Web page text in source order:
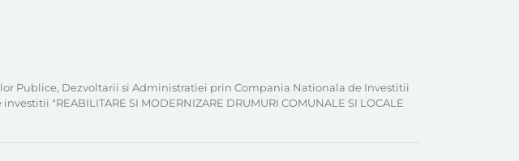
Publice, Dezvoltarii si Administratiei prin Compania Nationala de Investitii
"REABILITARE SI MODERNIZARE DRUMURI COMUNALE SI LOCALE